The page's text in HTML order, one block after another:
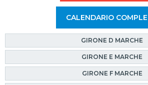
CALENDARIO
GIRONE D MARCHE
GIRONE E MARCHE
GIRONE F MARCHE